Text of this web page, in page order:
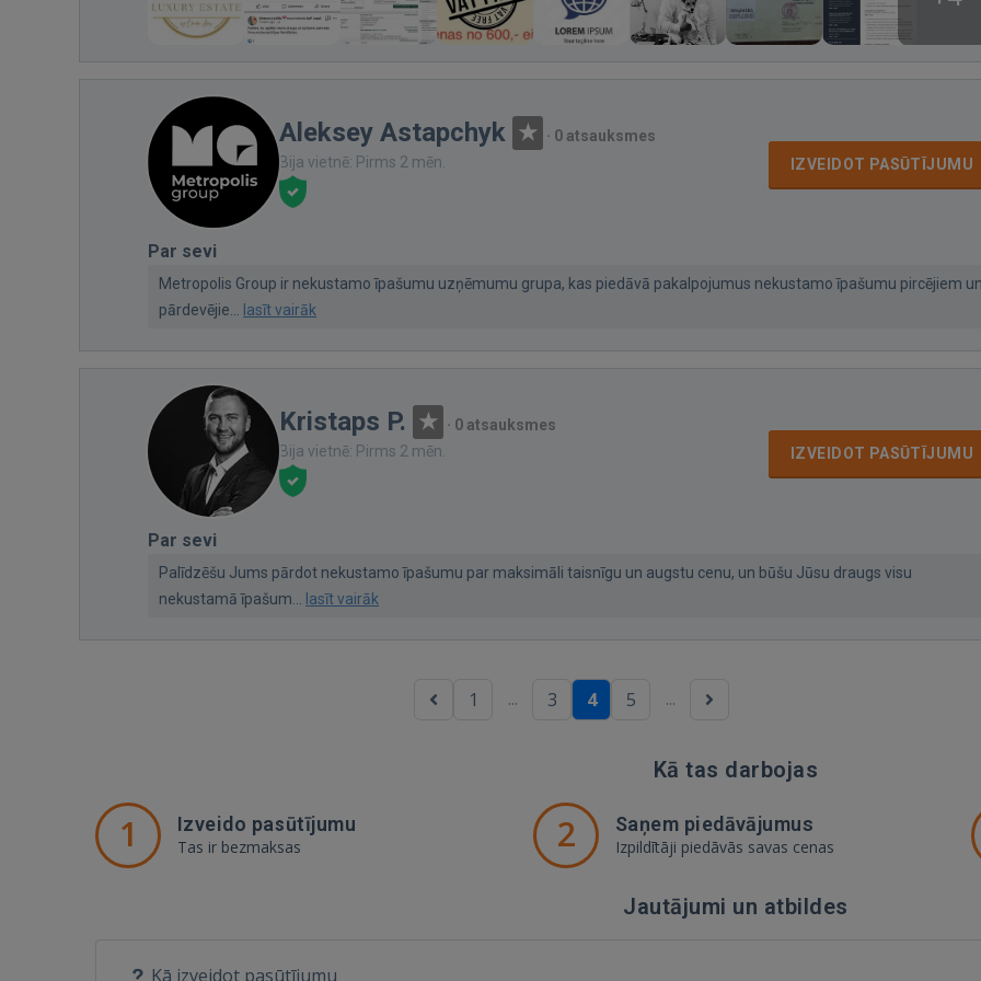
Aleksey Astapchyk · 0 atsauksmes
Bija vietnē: Pirms 2 mēn.
IZVEIDOT PASŪTĪJUMU
Par sevi
Metropolis Group ir nekustamo īpašumu uzņēmumu grupa, kas piedāvā pakalpojumus nekustamo īpašumu pircējiem
pārdevējie... lasīt vairāk
Kristaps P. · 0 atsauksmes
Bija vietnē: Pirms 2 mēn.
IZVEIDOT PASŪTĪJUMU
Par sevi
Palīdzēšu Jums pārdot nekustamo īpašumu par maksimāli taisnīgu un augstu cenu, un būšu Jūsu draugs visu
nekustamā īpašum... lasīt vairāk
1 ... 3 4 5 ...
Kā tas darbojas
1 Izveido pasūtījumu
Tas ir bezmaksas 2 Saņem piedāvājumus
Izpildītāji piedāvās savas cenas
Jautājumi un atbildes
Kā izveidot pasūtījumu